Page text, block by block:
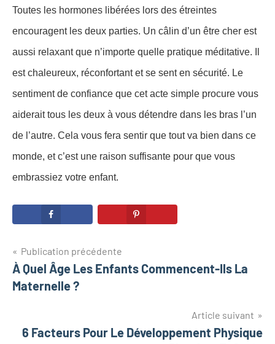
Toutes les hormones libérées lors des étreintes
encouragent les deux parties. Un câlin d’un être cher est
aussi relaxant que n’importe quelle pratique méditative. Il
est chaleureux, réconfortant et se sent en sécurité. Le
sentiment de confiance que cet acte simple procure vous
aiderait tous les deux à vous détendre dans les bras l’un
de l’autre. Cela vous fera sentir que tout va bien dans ce
monde, et c’est une raison suffisante pour que vous
embrassiez votre enfant.
Navigation
de
Publication précédente
À Quel Âge Les Enfants Commencent-Ils La
Maternelle ?
Article suivant
6 Facteurs Pour Le Développement Physique